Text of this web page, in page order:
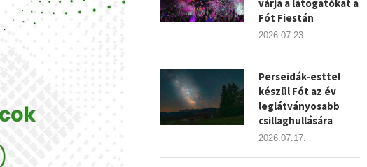
várja a látogatókat a
Fót Fiestán
2026.07.23.
Perseidák-esttel
készül Fót az év
leglátványosabb
csillaghullására
2026.07.17.